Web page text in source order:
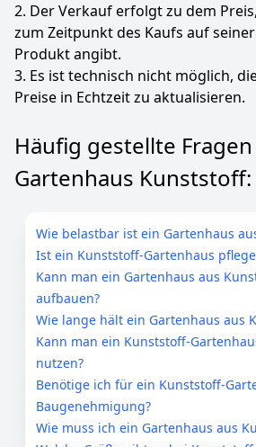
2. Der Verkauf erfolgt zu dem
zum Zeitpunkt des Kaufs auf
Produkt angibt.
3. Es ist technisch nicht möglich,
Preise in Echtzeit zu aktualisieren.
Häufig gestellte Fragen
Gartenhaus Kunststoff:
Wie belastbar ist ein Gartenhaus
Ist ein Kunststoff-Gartenhaus
Kann man ein Gartenhaus aus
aufbauen?
Wie lange hält ein Gartenhaus aus
Kann man ein Kunststoff-
nutzen?
Benötige ich für ein Kunststoff-
Baugenehmigung?
Wie muss ich ein Gartenhaus aus